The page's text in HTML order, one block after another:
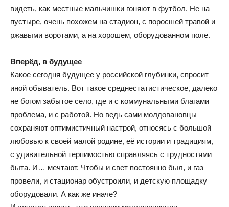
видеть, как местные мальчишки гоняют в футбол. Не на
пустыре, очень похожем на стадион, с поросшей травой и
ржавыми воротами, а на хорошем, оборудованном поле.
Вперёд, в будущее
Какое сегодня будущее у российской глубинки, спросит
иной обыватель. Вот такое среднестатистическое, далеко
не богом забытое село, где и с коммунальными благами
проблема, и с работой. Но ведь сами молдовановцы
сохраняют оптимистичный настрой, относясь с большой
любовью к своей малой родине, её истории и традициям,
с удивительной терпимостью справляясь с трудностями
быта. И… мечтают. Чтобы и свет постоянно был, и газ
провели, и стационар обустроили, и детскую площадку
оборудовали. А как же иначе?